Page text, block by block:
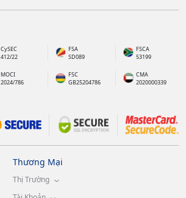
CySEC
412/22
FSA
SD089
FSCA
53199
MOCI
2024/786
FSC
GB25204786
CMA
2020000339
Thương Mại
Thị Trường